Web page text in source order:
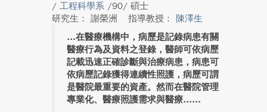
/ 工程科學系 /90/ 碩士
研究生： 謝榮洲
指導教授： 陳澤生
在醫療機構中，病歷是記錄病患有關
醫療行為及資料之登錄，醫師可依病歷
記載迅速正確診斷與治療病患，病患可
依病歷記錄獲得連續性照護，病歷可謂
是醫院最重要的資產。然而在醫院管理
專業化、醫療照護需求與醫療...